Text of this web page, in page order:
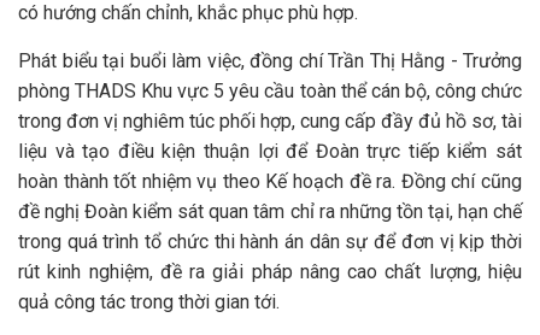
có hướng chấn chỉnh, khắc phục phù hợp.
Phát biểu tại buổi làm việc, đồng chí Trần Thị Hằng - Trưởng
phòng THADS Khu vực 5 yêu cầu toàn thể cán bộ, công chức
trong đơn vị nghiêm túc phối hợp, cung cấp đầy đủ hồ sơ, tài
liệu và tạo điều kiện thuận lợi để Đoàn trực tiếp kiểm sát
hoàn thành tốt nhiệm vụ theo Kế hoạch đề ra. Đồng chí cũng
đề nghị Đoàn kiểm sát quan tâm chỉ ra những tồn tại, hạn chế
trong quá trình tổ chức thi hành án dân sự để đơn vị kịp thời
rút kinh nghiệm, đề ra giải pháp nâng cao chất lượng, hiệu
quả công tác trong thời gian tới.